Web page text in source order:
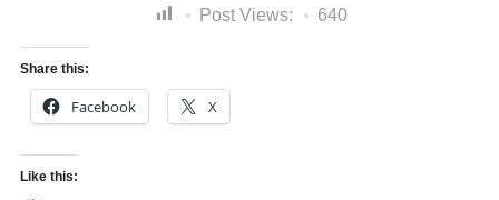
Post Views: 640
Share this:
Facebook X
Like this: